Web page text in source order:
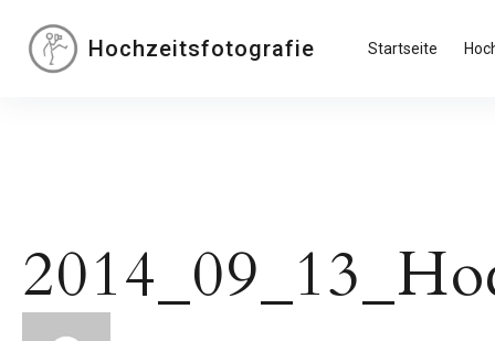
überspringenHochzeitsfotografie Startseite